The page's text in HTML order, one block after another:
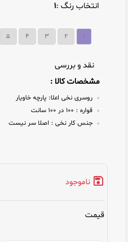
انتخاب رنگ :۱
۱ ۲ ۳ ۴ ۵
نقد و بررسی
مشخصات کالا :
روسری نخی اعلا: پارچه خاویار
قواره :
جنس کار نخی : اصلا سر نیست
ناموجود
قیمت